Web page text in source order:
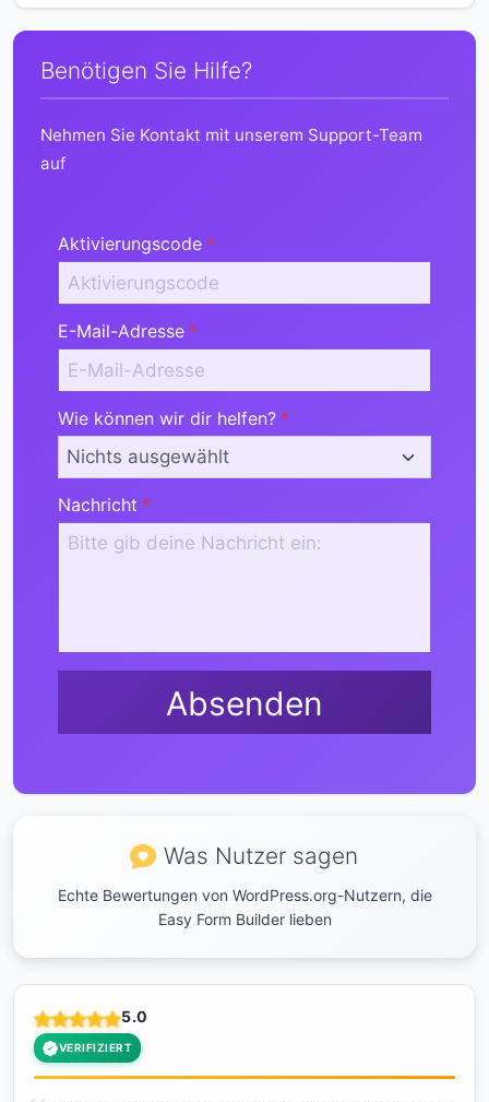
Benötigen Sie Hilfe?
Nehmen Sie Kontakt mit unserem Support-Team
auf
Aktivierungscode *
E-Mail-Adresse *
Wie können wir dir helfen? *
Nachricht *
Absenden
Was Nutzer sagen
Echte Bewertungen von WordPress.org-Nutzern, die
Easy Form Builder lieben
5.0
VERIFIZIERT